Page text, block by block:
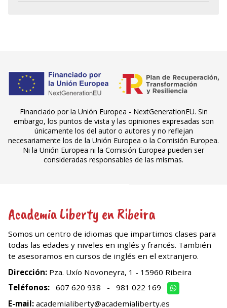
Financiado por la Unión Europea - NextGenerationEU. Sin
embargo, los puntos de vista y las opiniones expresadas son
únicamente los del autor o autores y no reflejan
necesariamente los de la Unión Europea o la Comisión Europea.
Ni la Unión Europea ni la Comisión Europea pueden ser
consideradas responsables de las mismas.
Academia Liberty en Ribeira
Somos un centro de idiomas que impartimos clases para
todas las edades y niveles en inglés y francés. También
te asesoramos en cursos de inglés en el extranjero.
Dirección: Pza. Uxío Novoneyra, 1 - 15960 Ribeira
Teléfonos: 607 620 938 -
981 022 169
E-mail: academialiberty@academialiberty.es